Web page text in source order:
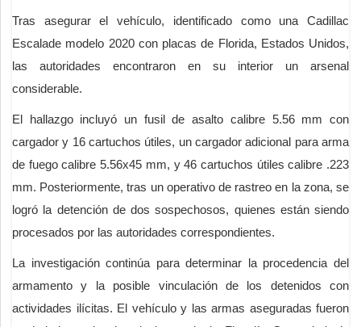
Tras asegurar el vehículo, identificado como una Cadillac
Escalade modelo 2020 con placas de Florida, Estados Unidos,
las autoridades encontraron en su interior un arsenal
considerable.
El hallazgo incluyó un fusil de asalto calibre 5.56 mm con
cargador y 16 cartuchos útiles, un cargador adicional para arma
de fuego calibre 5.56x45 mm, y 46 cartuchos útiles calibre .223
mm. Posteriormente, tras un operativo de rastreo en la zona, se
logró la detención de dos sospechosos, quienes están siendo
procesados por las autoridades correspondientes.
La investigación continúa para determinar la procedencia del
armamento y la posible vinculación de los detenidos con
actividades ilícitas. El vehículo y las armas aseguradas fueron